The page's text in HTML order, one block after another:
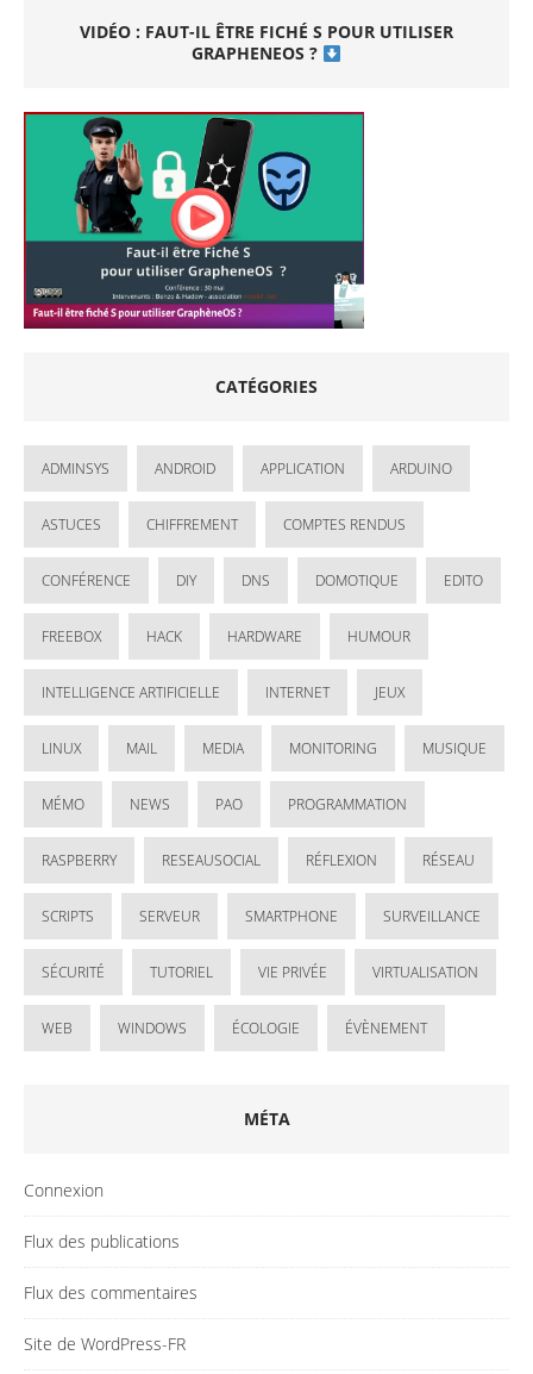
VIDÉO : FAUT-IL ÊTRE FICHÉ S POUR UTILISER
GRAPHENEOS ?
CATÉGORIES
ADMINSYS ANDROID APPLICATION ARDUINO
ASTUCES CHIFFREMENT COMPTES RENDUS
CONFÉRENCE DIY DNS DOMOTIQUE EDITO
FREEBOX HACK HARDWARE HUMOUR
INTELLIGENCE ARTIFICIELLE INTERNET JEUX
LINUX MAIL MEDIA MONITORING MUSIQUE
MÉMO NEWS PAO PROGRAMMATION
RASPBERRY RESEAUSOCIAL RÉFLEXION RÉSEAU
SCRIPTS SERVEUR SMARTPHONE SURVEILLANCE
SÉCURITÉ TUTORIEL VIE PRIVÉE VIRTUALISATION
WEB WINDOWS ÉCOLOGIE ÉVÈNEMENT
MÉTA
Connexion
Flux des publications
Flux des commentaires
Site de WordPress-FR